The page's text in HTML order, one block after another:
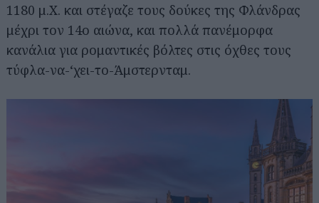
1180 μ.Χ. και στέγαζε τους δούκες της Φλάνδρας
μέχρι τον 14ο αιώνα, και πολλά πανέμορφα
κανάλια για ρομαντικές βόλτες στις όχθες τους
τύφλα-να-‘χει-το-Άμστερνταμ.